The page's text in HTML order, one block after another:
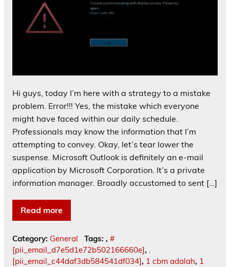
Hi guys, today I’m here with a strategy to a mistake
problem. Error!!! Yes, the mistake which everyone
might have faced within our daily schedule.
Professionals may know the information that I’m
attempting to convey. Okay, let’s tear lower the
suspense. Microsoft Outlook is definitely an e-mail
application by Microsoft Corporation. It’s a private
information manager. Broadly accustomed to sent […]
Read more
Category: General Tags: , #
[pii_email_d7e5d1e72b502166660e], .
[pii_email_c44daf3db584541df034], 1 cbm adalah, 1